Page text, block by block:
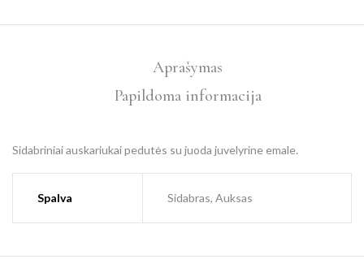
Aprašymas
Papildoma informacija
Sidabriniai auskariukai pedutės su juoda juvelyrine emale.
Spalva Sidabras, Auksas